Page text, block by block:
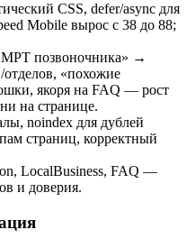
CSS, defer/async для
Mobile вырос с 38 до 88;
МРТ позвоночника» →
«похожие
якоря на FAQ — рост
на странице.
noindex для дублей
страниц, корректный
LocalBusiness, FAQ —
и доверия.